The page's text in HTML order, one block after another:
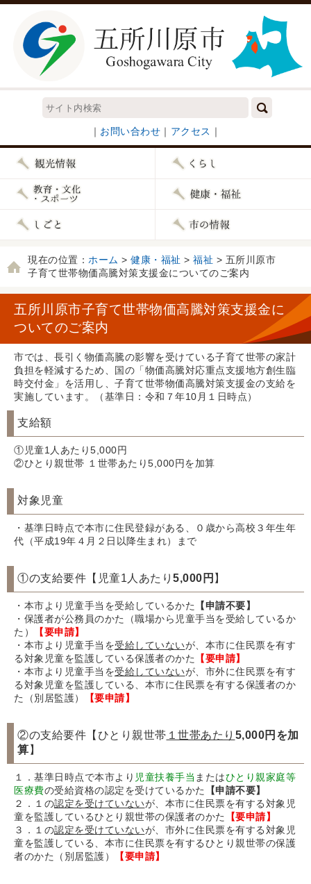
｜ お問い合わせ ｜ アクセス ｜
現在の位置： ホーム > 健康・福祉 > 福祉 > 五所川原市
子育て世帯物価高騰対策支援金についてのご案内
五所川原市子育て世帯物価高騰対策支援金に
ついてのご案内
市では、長引く物価高騰の影響を受けている子育て世帯の家計
負担を軽減するため、国の「物価高騰対応重点支援地方創生臨
時交付金」を活用し、子育て世帯物価高騰対策支援金の支給を
実施しています。（基準日：令和７年10月１日時点）
支給額
①児童1人あたり5,000円
②ひとり親世帯 １世帯あたり5,000円を加算
対象児童
・基準日時点で本市に住民登録がある、０歳から高校３年生年
代（平成19年４月２日以降生まれ）まで
①の支給要件【児童1人あたり 5,000円 】
・本市より児童手当を受給しているかた
【申請不要】
・保護者が公務員のかた（職場から児童手当を受給しているか
た）
【要申請】
・本市より児童手当を受給していないが、本市に住民票を有す
る対象児童を監護している保護者のかた
【要申請】
・本市より児童手当を受給していないが、市外に住民票を有す
る対象児童を監護している、本市に住民票を有する保護者のか
た（別居監護）
【要申請】
②の支給要件【ひとり親世帯 １世帯あたり 5,000円を加
算 】
１．基準日時点で本市より 児童扶養手当 またはひとり親家庭等
医療費の受給資格の認定を受けているかた
【申請不要】
２．１の認定を受けていないが、本市に住民票を有する対象児
童を監護しているひとり親世帯の保護者のかた
【要申請】
３．１の認定を受けていないが、市外に住民票を有する対象児
童を監護している、本市に住民票を有するひとり親世帯の保護
者のかた（別居監護）
【要申請】